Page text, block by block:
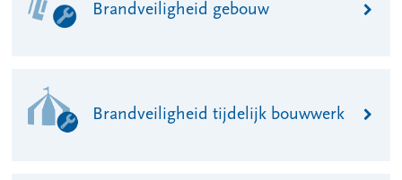
Brandveiligheid gebouw
Brandveiligheid tijdelijk bouwwerk